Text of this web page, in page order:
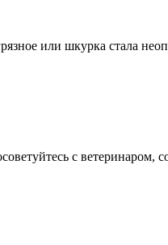
или шкурка стала
с ветеринаром,